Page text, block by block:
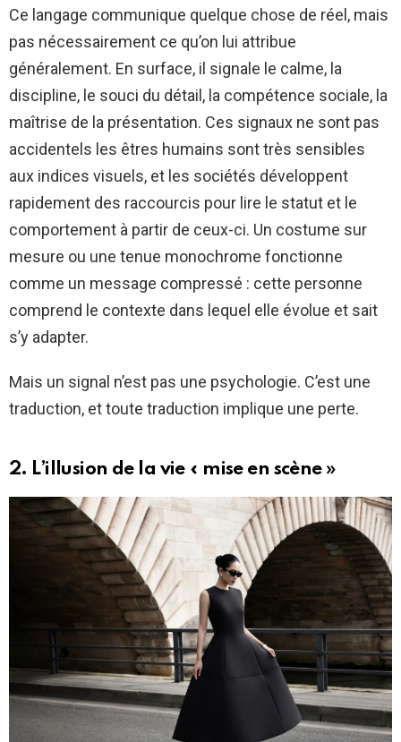
Ce langage communique quelque chose de réel, mais
pas nécessairement ce qu’on lui attribue
généralement. En surface, il signale le calme, la
discipline, le souci du détail, la compétence sociale, la
maîtrise de la présentation. Ces signaux ne sont pas
accidentels les êtres humains sont très sensibles
aux indices visuels, et les sociétés développent
rapidement des raccourcis pour lire le statut et le
comportement à partir de ceux-ci. Un costume sur
mesure ou une tenue monochrome fonctionne
comme un message compressé : cette personne
comprend le contexte dans lequel elle évolue et sait
s’y adapter.
Mais un signal n’est pas une psychologie. C’est une
traduction, et toute traduction implique une perte.
2. L’illusion de la vie « mise en scène »